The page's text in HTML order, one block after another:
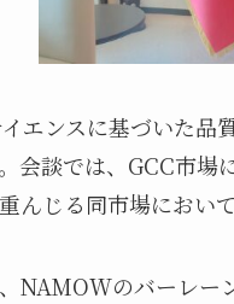
エンスに基づいた品
会談では、GCC市場
んじる同市場におい
NAMOWのバーレー